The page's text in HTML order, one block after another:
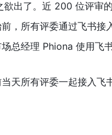
欲出了。近 200 位评审
，所有评委通过飞书接
总经理 Phiona 使用
天所有评委一起接入